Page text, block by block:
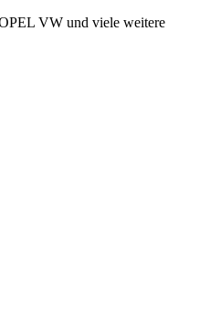
VW und viele weitere